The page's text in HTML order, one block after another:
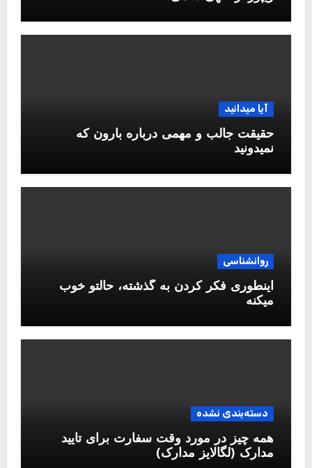
آیا میدانید
حقیقت جالب و مهمی درباره بارون که
نمیدونید
روانشناسی
اینطوری فکر کردن به گذشته، حالتو خوب
میکنه
دسته‌بندی نشده
همه چیز در مورد وقت سفارت برای تایید
مدارک (لگالایز مدارک)